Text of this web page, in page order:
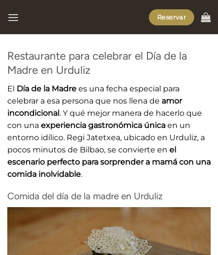
Reservar
Restaurante para celebrar el Día de la
Madre en Urduliz
El Día de la Madre es una fecha especial para
celebrar a esa persona que nos llena de amor
incondicional . Y qué mejor manera de hacerlo que
con una experiencia gastronómica única en un
entorno idílico. Regi Jatetxea, ubicado en Urduliz, a
pocos minutos de Bilbao, se convierte en el
escenario perfecto para sorprender a mamá con una
comida inolvidable.
Comida del día de la madre en Urduliz